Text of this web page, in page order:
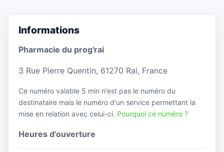
Informations
Pharmacie du prog'rai
3 Rue Pierre Quentin, 61270 Rai, France
Ce numéro valable 5 min n'est pas le numéro du
destinataire mais le numéro d'un service permettant la
mise en relation avec celui-ci. Pourquoi ce numéro ?
Heures d'ouverture